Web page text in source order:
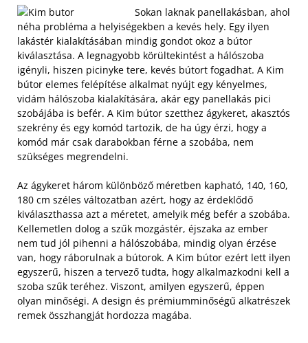
Sokan laknak panellakásban, ahol
néha probléma a helyiségekben a kevés hely. Egy ilyen
lakástér kialakításában mindig gondot okoz a bútor
kiválasztása. A legnagyobb körültekintést a hálószoba
igényli, hiszen picinyke tere, kevés bútort fogadhat. A Kim
bútor elemes felépítése alkalmat nyújt egy kényelmes,
vidám hálószoba kialakítására, akár egy panellakás pici
szobájába is befér. A Kim bútor szetthez ágykeret, akasztós
szekrény és egy komód tartozik, de ha úgy érzi, hogy a
komód már csak darabokban férne a szobába, nem
szükséges megrendelni.
Az ágykeret három különböző méretben kapható, 140, 160,
180 cm széles változatban azért, hogy az érdeklődő
kiválaszthassa azt a méretet, amelyik még befér a szobába.
Kellemetlen dolog a szűk mozgástér, éjszaka az ember
nem tud jól pihenni a hálószobába, mindig olyan érzése
van, hogy ráborulnak a bútorok. A Kim bútor ezért lett ilyen
egyszerű, hiszen a tervező tudta, hogy alkalmazkodni kell a
szoba szűk teréhez. Viszont, amilyen egyszerű, éppen
olyan minőségi. A design és prémiumminőségű alkatrészek
remek összhangját hordozza magába.